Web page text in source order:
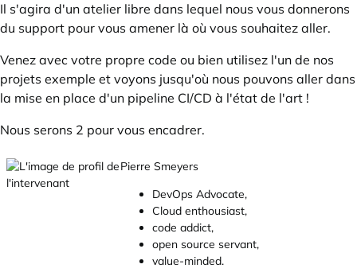
Il s'agira d'un atelier libre dans lequel nous vous donnerons
du support pour vous amener là où vous souhaitez aller.
Venez avec votre propre code ou bien utilisez l'un de nos
projets exemple et voyons jusqu'où nous pouvons aller dans
la mise en place d'un pipeline CI/CD à l'état de l'art !
Nous serons 2 pour vous encadrer.
Pierre Smeyers
DevOps Advocate,
Cloud enthousiast,
code addict,
open source servant,
value-minded.